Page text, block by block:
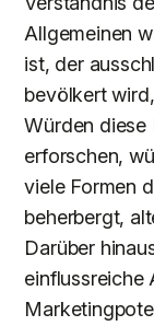
Allgemeinen
ist, der
bevölkert
Würden diese
erforschen,
viele Formen
beherbergt,
Darüber
einflussreiche